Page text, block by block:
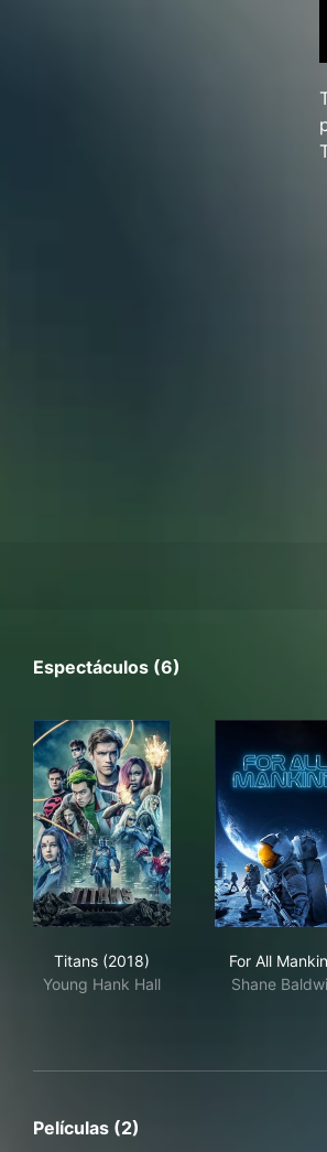
Espectáculos (6)
Titans (2018)
Young Hank Hall
For All
Shane
Películas (2)